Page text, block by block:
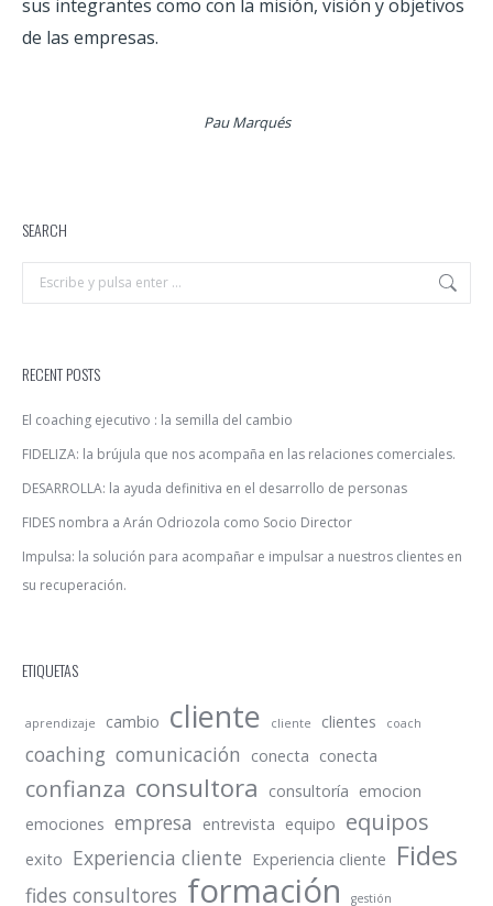
sus integrantes como con la misión, visión y objetivos
de las empresas.
Pau Marqués
SEARCH
Buscar:
RECENT POSTS
El coaching ejecutivo : la semilla del cambio
FIDELIZA: la brújula que nos acompaña en las relaciones comerciales.
DESARROLLA: la ayuda definitiva en el desarrollo de personas
FIDES nombra a Arán Odriozola como Socio Director
Impulsa: la solución para acompañar e impulsar a nuestros clientes en
su recuperación.
ETIQUETAS
aprendizaje cambio cliente cliente clientes coach
coaching comunicación conecta conecta
confianza consultora consultoría emocion
emociones empresa entrevista equipo equipos
exito Experiencia cliente Experiencia cliente Fides
fides consultores formación gestión